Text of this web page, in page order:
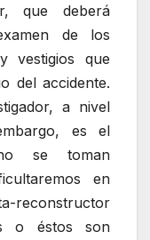
que deberá
de los
vestigios que
del accidente.
a nivel
es el
se toman
en
reconstructor
o éstos son